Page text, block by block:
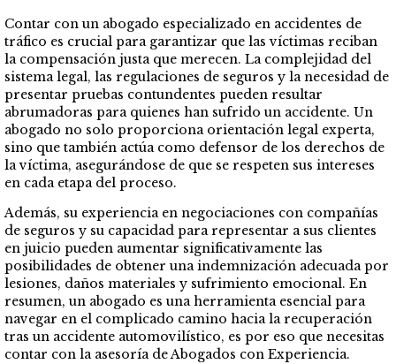
Contar con un abogado especializado en accidentes de
tráfico es crucial para garantizar que las víctimas reciban
la compensación justa que merecen. La complejidad del
sistema legal, las regulaciones de seguros y la necesidad de
presentar pruebas contundentes pueden resultar
abrumadoras para quienes han sufrido un accidente. Un
abogado no solo proporciona orientación legal experta,
sino que también actúa como defensor de los derechos de
la víctima, asegurándose de que se respeten sus intereses
en cada etapa del proceso.
Además, su experiencia en negociaciones con compañías
de seguros y su capacidad para representar a sus clientes
en juicio pueden aumentar significativamente las
posibilidades de obtener una indemnización adecuada por
lesiones, daños materiales y sufrimiento emocional. En
resumen, un abogado es una herramienta esencial para
navegar en el complicado camino hacia la recuperación
tras un accidente automovilístico, es por eso que necesitas
contar con la asesoría de Abogados con Experiencia.